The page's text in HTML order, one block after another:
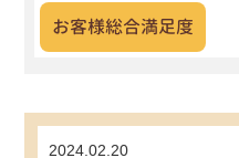
お客様総合満足度
2024.02.20